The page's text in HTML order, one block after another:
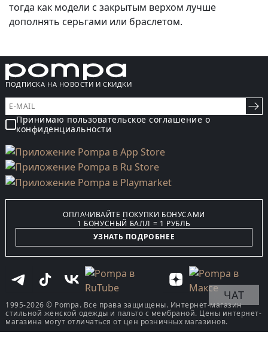
тогда как модели с закрытым верхом лучше
дополнять серьгами или браслетом.
ПОДПИСКА НА НОВОСТИ И СКИДКИ
Принимаю пользовательское соглашение о
конфиденциальности
ОПЛАЧИВАЙТЕ ПОКУПКИ БОНУСАМИ
1 БОНУСНЫЙ БАЛЛ = 1 РУБЛЬ
УЗНАТЬ ПОДРОБНЕЕ
1995-2026 © Pompa. Все права защищены. Интернет-магазин
стильной женской одежды и пальто с мембраной. Цены интернет-
магазина могут отличаться от цен розничных магазинов.
ЧАТ